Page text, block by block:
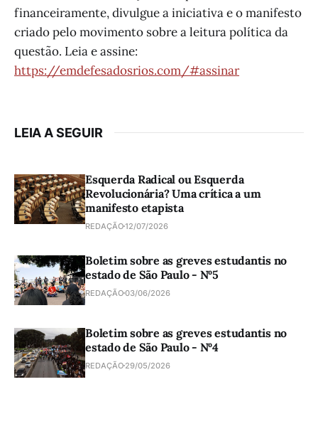
financeiramente, divulgue a iniciativa e o manifesto
criado pelo movimento sobre a leitura política da
questão. Leia e assine:
https://emdefesadosrios.com/#assinar
LEIA A SEGUIR
Esquerda Radical ou Esquerda
Revolucionária? Uma crítica a um
manifesto etapista
REDAÇÃO12/07/2026
Boletim sobre as greves estudantis no
estado de São Paulo - Nº5
REDAÇÃO03/06/2026
Boletim sobre as greves estudantis no
estado de São Paulo - Nº4
REDAÇÃO 29/05/2026